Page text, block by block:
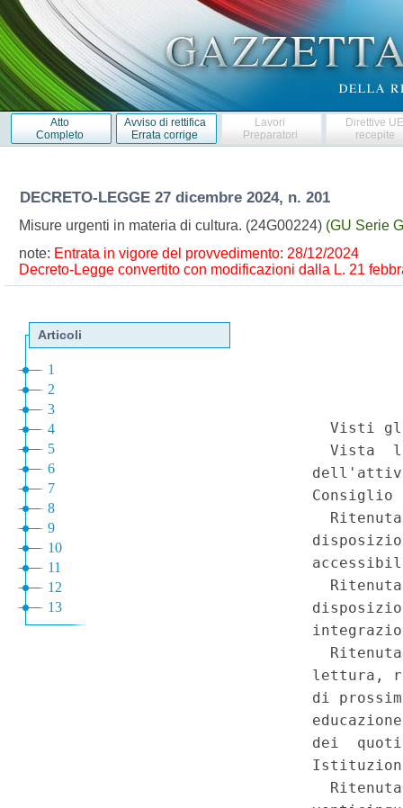
Atto
Completo
Avviso di rettifica
Errata corrige
Lavori
Preparatori
Direttive
recepite
DECRETO-LEGGE 27 dicembre 2024, n. 201
Misure urgenti in materia di cultura. (24G00224) (GU Serie
note: Entrata in vigore del provvedimento: 28/12/2024
Decreto-Legge convertito con modificazioni dalla L. 21